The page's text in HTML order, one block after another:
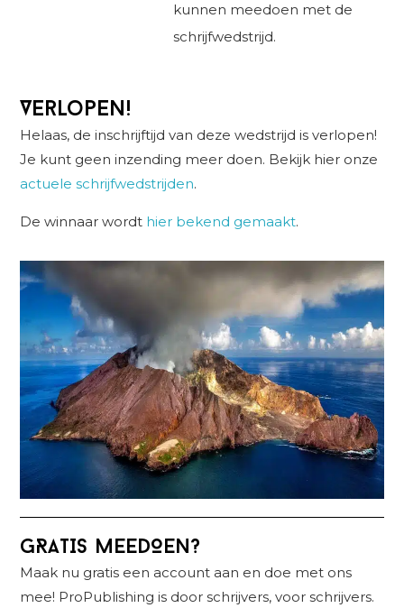
kunnen meedoen met de
schrijfwedstrijd.
Verlopen!
Helaas, de inschrijftijd van deze wedstrijd is verlopen!
Je kunt geen inzending meer doen. Bekijk hier onze
actuele schrijfwedstrijden.
De winnaar wordt hier bekend gemaakt.
Primaire
Sidebar
GRATIS MEEDOEN?
Maak nu gratis een account aan en doe met ons
mee! ProPublishing is door schrijvers, voor schrijvers.